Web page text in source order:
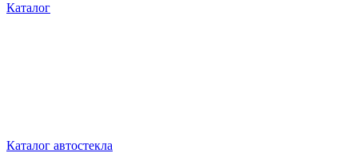
Каталог
Каталог автостекла